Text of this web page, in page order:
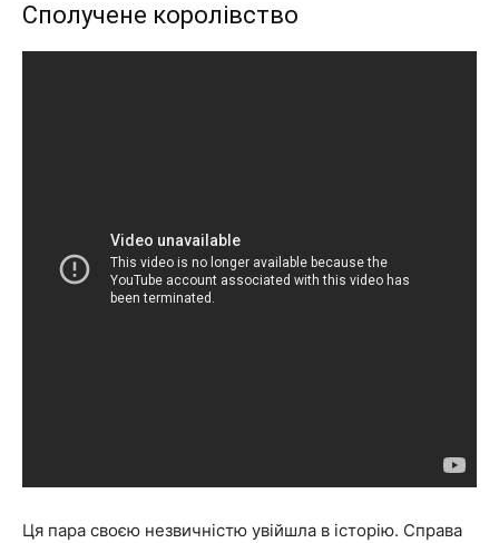
Сполучене королівство
Ця пара своєю незвичністю увійшла в історію. Справа